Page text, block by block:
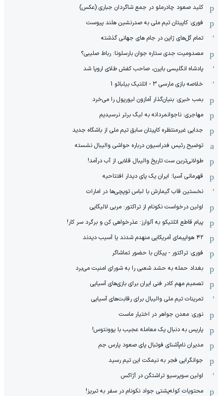
کلید صعود چادرملو در جمع شاگردان جباری (عکس)
فوری: کاپیتان تیم ملی به صدرنشین هلند پیوست
تمام گل‌های ژاپن در جام های جهانی گذشته
مصدومیت جدی ستاره جوان بارسلونا: رباط صلیبی؟
پادشاه انگلیسی بایرن، صاحب کفش طلای اروپا شد
خلاصه بازی مارسی 3 - اتلتیک بیلبائو 1
بمب خبری: بنیان‌گذار آمازون لیورپول را می‌خرد
مهاجری: ناجوانمردانه به لیگ برتر نرسیدیم
جدایی غیرمنتظره کاپیتان سابق تیم ملی از باشگاه جدید
توضیح رئیس فدراسیون درباره حواشی والیبال نشسته
طولانی‌ترین ست تاریخ والیبال قلابی از آب درآمد!
قهرمانی آسیا: ایران یک پای دیدار افتتاحیه
نخستین قاب گیمارش با لباس توپچی‌ها در امارات
اولین درخواست نکونام از تراکتور: مربی لالیگایی
پیام قاطع اتلتیکو به آلوارز: عذرخواهی کن و برگرد سر کار!
۴۲ هواپیمای آمریکایی منهدم شدند یا آسیب دیدند
فوری: تراکتور - پیکان با حضور تماشاگر
بغداد حمله به حشد شعبی را به شورای امنیت می‌برد
تصمیم مهم کادر فنی ایران برای بازی‌های آسیایی
تمرینات تیم ملی والیبال برای رقابت‌های آسیایی
نوری: معدن جواهر در اختیار ماست
پاریس به دنبال یک معامله عجیب با یوونتوس!
مدیران نام‌آشنای فوتبال پای صعود پارس جم
جوانگرایی فجر به نیمکت این تیم رسید
اولین سوپرسیو تراشتگن در آژاکس
محتویات کوله‌پشتی جواد نکونام در سفر به تبریز!